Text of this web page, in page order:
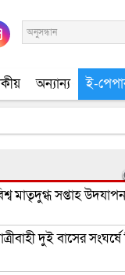
অন্যান্য ই-
মাতৃদুগ্ধ সপ্তাহ
দুই বাসের